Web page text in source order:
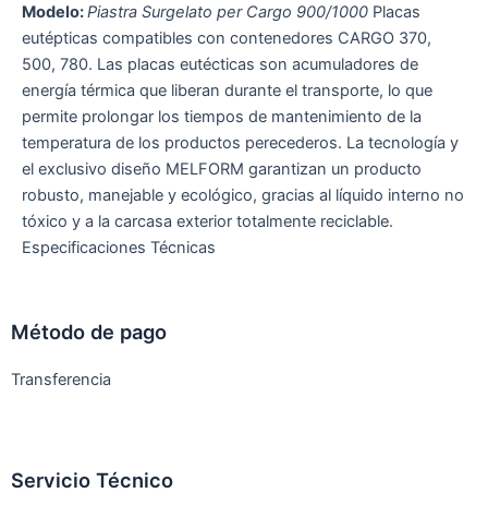
Modelo:Piastra Surgelato per Cargo 900/1000 Placas
eutépticas compatibles con contenedores CARGO 370,
500, 780. Las placas eutécticas son acumuladores de
energía térmica que liberan durante el transporte, lo que
permite prolongar los tiempos de mantenimiento de la
temperatura de los productos perecederos. La tecnología y
el exclusivo diseño MELFORM garantizan un producto
robusto, manejable y ecológico, gracias al líquido interno no
tóxico y a la carcasa exterior totalmente reciclable.
Especificaciones Técnicas
Método de pago
Transferencia
Servicio Técnico